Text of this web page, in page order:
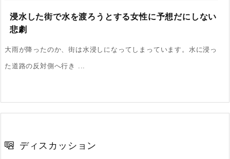
浸水した街で水を渡ろうとする女性に予想だにしない
悲劇
大雨が降ったのか、街は水浸しになってしまっています。水に浸っ
た道路の反対側へ行き ...
ディスカッション